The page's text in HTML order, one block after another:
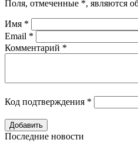
Поля, отмеченные *, являются
Имя *
Email *
Комментарий *
Код подтверждения *
Последние новости